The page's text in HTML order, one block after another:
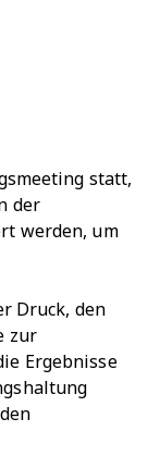
statt,
der
werden, um
Druck, den
zur
Ergebnisse